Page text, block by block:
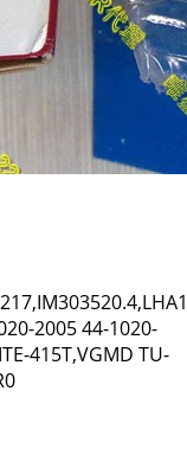
2005 44-1020-
415T,VGMD TU-